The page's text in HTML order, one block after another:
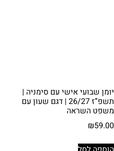
יומן שבועי אישי עם סימניה |
תשפ”ז 26/27 | דגם שעון עם
משפט השראה
₪59.00